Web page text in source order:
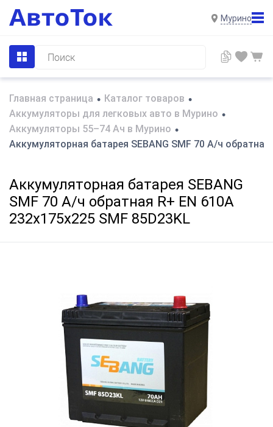
Мурино
Главная страница • Каталог товаров •
Аккумуляторы для легковых авто в Мурино •
Аккумуляторы 55–74 Ач в Мурино •
Аккумуляторная батарея SEBANG SMF 70 А/ч
Аккумуляторная батарея SEBANG
SMF 70 А/ч обратная R+ EN 610A
232x175x225 SMF 85D23KL